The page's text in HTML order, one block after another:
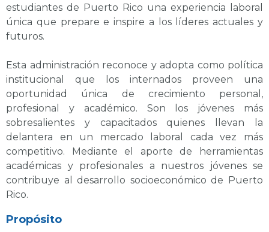
estudiantes de Puerto Rico una experiencia laboral
única que prepare e inspire a los líderes actuales y
futuros.
Esta administración reconoce y adopta como política
institucional que los internados proveen una
oportunidad única de crecimiento personal,
profesional y académico. Son los jóvenes más
sobresalientes y capacitados quienes llevan la
delantera en un mercado laboral cada vez más
competitivo. Mediante el aporte de herramientas
académicas y profesionales a nuestros jóvenes se
contribuye al desarrollo socioeconómico de Puerto
Rico.
Propósito